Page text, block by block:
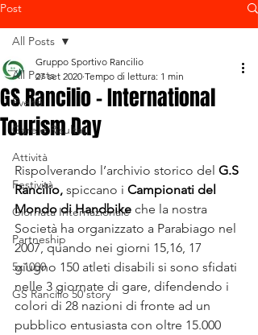
Post
All Posts
Eventi
Gare e Risultati
Attività
Festività
Giornata Internazionale
Partneship
5x1000
GS Rancilio 50'story
All Posts
GS Rancilio - International
Tourism Day
Gruppo Sportivo Rancilio
27 set 2020 Tempo di lettura: 1 min
Rispolverando l’archivio storico del G.S
Rancilio, spiccano i Campionati del
Mondo di Handbike che la nostra
Società ha organizzato a Parabiago nel
2007, quando nei giorni 15,16, 17
giugno 150 atleti disabili si sono sfidati
nelle 3 giornate di gare, difendendo i
colori di 28 nazioni di fronte ad un
pubblico entusiasta con oltre 15.000